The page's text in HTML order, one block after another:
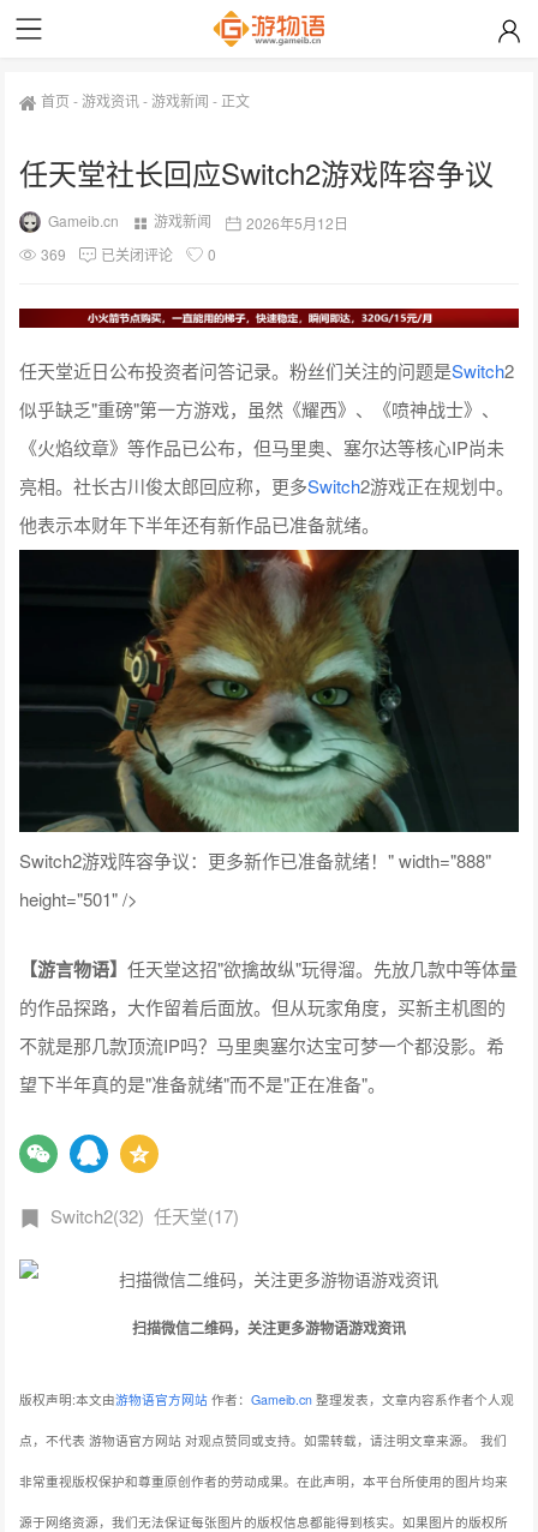
首页 -游戏资讯-游戏新闻 - 正文
任天堂社长回应Switch2游戏阵容争议
Gameib.cn 游戏新闻
2026年5月12日
369
已关闭评论 0
任天堂近日公布投资者问答记录。粉丝们关注的问题是Switch2
似乎缺乏"重磅"第一方游戏，虽然《耀西》、《喷神战士》、
《火焰纹章》等作品已公布，但马里奥、塞尔达等核心IP尚未
亮相。社长古川俊太郎回应称，更多Switch2游戏正在规划中。
他表示本财年下半年还有新作品已准备就绪。
Switch2游戏阵容争议：更多新作已准备就绪！" width="888"
height="501" />
【游言物语】任天堂这招"欲擒故纵"玩得溜。先放几款中等体量
的作品探路，大作留着后面放。但从玩家角度，买新主机图的
不就是那几款顶流IP吗？马里奥塞尔达宝可梦一个都没影。希
望下半年真的是"准备就绪"而不是"正在准备"。
Switch2(32) 任天堂(17)
扫描微信二维码，关注更多游物语游戏资讯
版权声明:本文由游物语官方网站 作者：Gameib.cn 整理发表，文章内容系作者个人观
点，不代表 游物语官方网站 对观点赞同或支持。如需转载，请注明文章来源。 我们
非常重视版权保护和尊重原创作者的劳动成果。在此声明，本平台所使用的图片均来
源于网络资源，我们无法保证每张图片的版权信息都能得到核实。如果图片的版权所